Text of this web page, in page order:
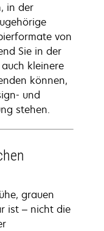
in der
von
Sie in der
kleinere
können,
und
stehen.
grauen
ist – nicht die